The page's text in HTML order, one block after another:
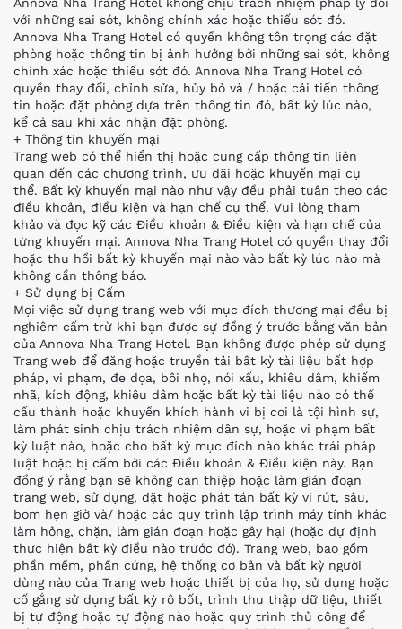
với những sai sót, không chính xác hoặc thiếu sót đó.
Annova Nha Trang Hotel có quyền không tôn trọng các đặt
phòng hoặc thông tin bị ảnh hưởng bởi những sai sót, không
chính xác hoặc thiếu sót đó. Annova Nha Trang Hotel có
quyền thay đổi, chỉnh sửa, hủy bỏ và / hoặc cải tiến thông
tin hoặc đặt phòng dựa trên thông tin đó, bất kỳ lúc nào,
kể cả sau khi xác nhận đặt phòng.
+ Thông tin khuyến mại
Trang web có thể hiển thị hoặc cung cấp thông tin liên
quan đến các chương trình, ưu đãi hoặc khuyến mại cụ
thể. Bất kỳ khuyến mại nào như vậy đều phải tuân theo các
điều khoản, điều kiện và hạn chế cụ thể. Vui lòng tham
khảo và đọc kỹ các Điều khoản & Điều kiện và hạn chế của
từng khuyến mại. Annova Nha Trang Hotel có quyền thay đổi
hoặc thu hồi bất kỳ khuyến mại nào vào bất kỳ lúc nào mà
không cần thông báo.
+ Sử dụng bị Cấm
Mọi việc sử dụng trang web với mục đích thương mại đều bị
nghiêm cấm trừ khi bạn được sự đồng ý trước bằng văn bản
của Annova Nha Trang Hotel. Bạn không được phép sử dụng
Trang web để đăng hoặc truyền tải bất kỳ tài liệu bất hợp
pháp, vi phạm, đe dọa, bôi nhọ, nói xấu, khiêu dâm, khiếm
nhã, kích động, khiêu dâm hoặc bất kỳ tài liệu nào có thể
cấu thành hoặc khuyến khích hành vi bị coi là tội hình sự,
làm phát sinh chịu trách nhiệm dân sự, hoặc vi phạm bất
kỳ luật nào, hoặc cho bất kỳ mục đích nào khác trái pháp
luật hoặc bị cấm bởi các Điều khoản & Điều kiện này. Bạn
đồng ý rằng bạn sẽ không can thiệp hoặc làm gián đoạn
trang web, sử dụng, đặt hoặc phát tán bất kỳ vi rút, sâu,
bom hẹn giờ và/ hoặc các quy trình lập trình máy tính khác
làm hỏng, chặn, làm gián đoạn hoặc gây hại (hoặc dự định
thực hiện bất kỳ điều nào trước đó). Trang web, bao gồm
phần mềm, phần cứng, hệ thống cơ bản và bất kỳ người
dùng nào của Trang web hoặc thiết bị của họ, sử dụng hoặc
cố gắng sử dụng bất kỳ rô bốt, trình thu thập dữ liệu, thiết
bị tự động hoặc tự động nào hoặc quy trình thủ công để